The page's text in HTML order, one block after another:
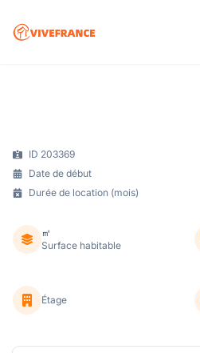
ID 203369
Date de début
Durée de location (mois)
㎡
Surface habitable
Étage